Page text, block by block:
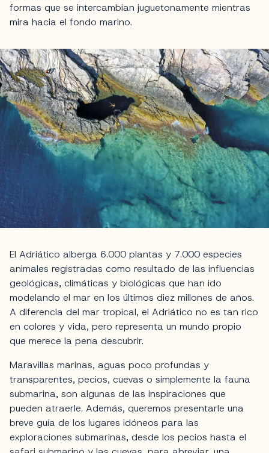
formas que se intercambian juguetonamente mientras
mira hacia el fondo marino.
El Adriático alberga 6.000 plantas y 7.000 especies
animales registradas como resultado de las influencias
geológicas, climáticas y biológicas que han ido
modelando el mar en los últimos diez millones de años.
A diferencia del mar tropical, el Adriático no es tan rico
en colores y vida, pero representa un mundo propio
que merece la pena descubrir.
Maravillas marinas, aguas poco profundas y
transparentes, pecios, cuevas o simplemente la fauna
submarina, son algunas de las inspiraciones que
pueden atraerle. Además, queremos presentarle una
breve guía de los lugares idóneos para las
exploraciones submarinas, desde los pecios hasta el